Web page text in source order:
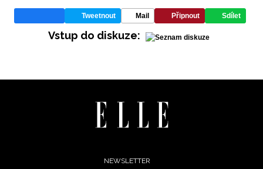
Tweetnout Mail Připnout Sdílet
Vstup do diskuze:
NEWSLETTER